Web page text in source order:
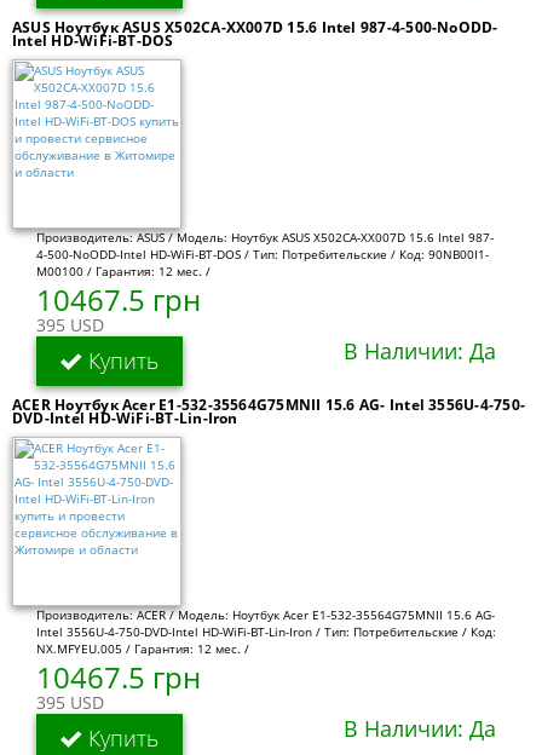
ASUS Ноутбук ASUS X502CA-XX007D 15.6 Intel 987-4-500-NoODD-
Intel HD-WiFi-BT-DOS
Производитель: ASUS / Модель: Ноутбук ASUS X502CA-XX007D 15.6 Intel 987-
4-500-NoODD-Intel HD-WiFi-BT-DOS / Тип: Потребительские / Код: 90NB00I1-
M00100 / Гарантия: 12 мес. /
10467.5 грн
395 USD
Купить В Наличии: Да
ACER Ноутбук Acer E1-532-35564G75MNII 15.6 AG- Intel 3556U-4-750-
DVD-Intel HD-WiFi-BT-Lin-Iron
Производитель: ACER / Модель: Ноутбук Acer E1-532-35564G75MNII 15.6 AG-
Intel 3556U-4-750-DVD-Intel HD-WiFi-BT-Lin-Iron / Тип: Потребительские / Код:
NX.MFYEU.005 / Гарантия: 12 мес. /
10467.5 грн
395 USD
Купить В Наличии: Да